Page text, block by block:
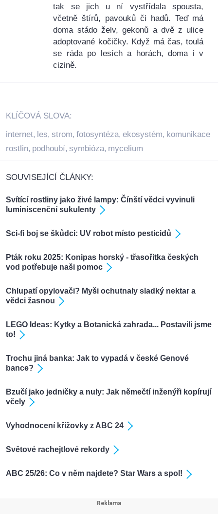
tak se jich u ní vystřídala spousta,
včetně štírů, pavouků či hadů. Teď má
doma stádo želv, gekonů a dvě z ulice
adoptované kočičky. Když má čas, toulá
se ráda po lesích a horách, doma i v
cizině.
KLÍČOVÁ SLOVA:
internet, les, strom, fotosyntéza, ekosystém, komunikace
rostlin, podhoubí, symbióza, mycelium
SOUVISEJÍCÍ ČLÁNKY:
Svítící rostliny jako živé lampy: Čínští vědci vyvinuli
luminiscenční sukulenty
Sci-fi boj se škůdci: UV robot místo pesticidů
Pták roku 2025: Konipas horský - třasořitka českých
vod potřebuje naši pomoc
Chlupatí opylovači? Myši ochutnaly sladký nektar a
vědci žasnou
LEGO Ideas: Kytky a Botanická zahrada... Postavili jsme
to!
Trochu jiná banka: Jak to vypadá v české Genové
bance?
Bzučí jako jedničky a nuly: Jak němečtí inženýři kopírují
včely
Vyhodnocení křížovky z ABC 24
Světové rachejtlové rekordy
ABC 25/26: Co v něm najdete? Star Wars a spol!